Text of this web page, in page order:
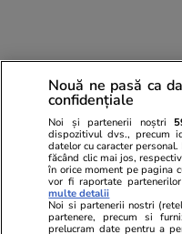
PARTENERI
Nouă ne pasă ca
confidențiale
Noi și partenerii noștri
dispozitivul dvs., precum
datelor cu caracter
făcând clic mai jos,
în orice moment pe pagina
vor fi raportate
multe detalii
Noi si partenerii nostri
partenere, precum si
prelucram date pentru a